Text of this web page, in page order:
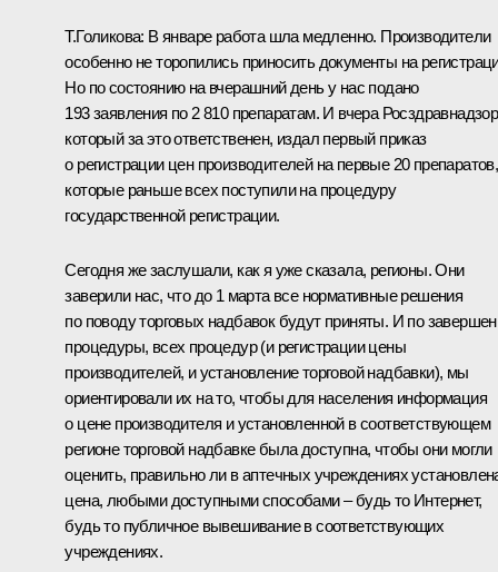
Т.Голикова: В январе работа шла медленно. Производители
особенно не торопились приносить документы на
Но по состоянию на вчерашний день у нас подано
193 заявления по 2 810 препаратам. И вчера
который за это ответственен, издал первый приказ
о регистрации цен производителей на первые 20 препаратов,
которые раньше всех поступили на процедуру
государственной регистрации.
Сегодня же заслушали, как я уже сказала, регионы. Они
заверили нас, что до 1 марта все нормативные решения
по поводу торговых надбавок будут приняты. И по
процедуры, всех процедур (и регистрации цены
производителей, и установление торговой надбавки), мы
ориентировали их на то, чтобы для населения информация
о цене производителя и установленной в соответствующем
регионе торговой надбавке была доступна, чтобы они могли
оценить, правильно ли в аптечных учреждениях
цена, любыми доступными способами – будь то Интернет,
будь то публичное вывешивание в соответствующих
учреждениях.